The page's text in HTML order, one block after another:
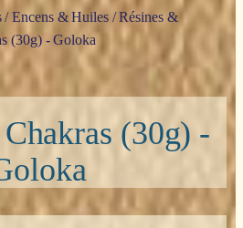
/Encens & Huiles/Résines &
(30g) - Goloka
(30g) -